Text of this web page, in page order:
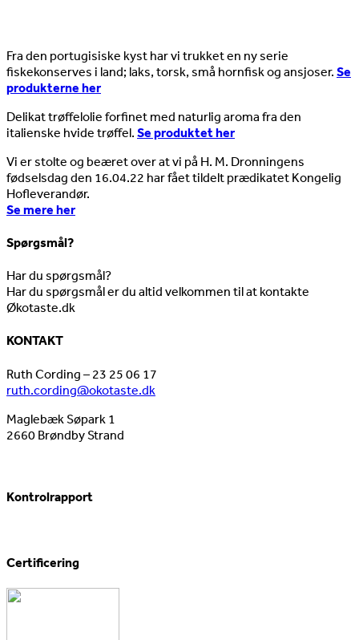
Fra den portugisiske kyst har vi trukket en ny serie
fiskekonserves i land; laks, torsk, små hornfisk og ansjoser. Se
produkterne her
Delikat trøffelolie forfinet med naturlig aroma fra den
italienske hvide trøffel. Se produktet her
Vi er stolte og beæret over at vi på H. M. Dronningens
fødselsdag den 16.04.22 har fået tildelt prædikatet Kongelig
Hofleverandør.
Se mere her
Spørgsmål?
Har du spørgsmål?
Har du spørgsmål er du altid velkommen til at kontakte
Økotaste.dk
KONTAKT
Ruth Cording – 23 25 06 17
ruth.cording@okotaste.dk
Maglebæk Søpark 1
2660 Brøndby Strand
Kontrolrapport
Certificering